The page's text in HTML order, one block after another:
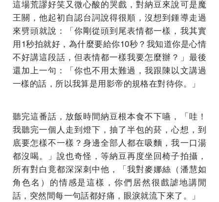
這場荒謬好笑又微心酸的哭戲，對納豆來說可是魔
王關，他起初自認台詞說得很順，沒想到鍾導走過
來劈頭就說：「你剛從頭到尾表情都一樣，我其實
用1秒拍就好，為什麼要給你10秒？我知道你是心情
不好講這段話，但表情都一樣我要怎麼辦？」最後
還加上一句：「你也不用太難過，我跟陳以文講過
一樣的話，所以我算是用影帝的規格在對待你。」
聽完這番話，放飯時間納豆根本食不下嚥，「哇！
我聽完一個人走到燈下，抽了半包的菸，心想，到
底要怎樣不一樣？身邊全部人都在吸麵，我一口湯
都沒喝。」說也奇怪，等納豆再度坐回椅子拍攝，
所有對白竟都深深刺中他，「我對麥娜絲（潘慧如
角色名）的情感是這樣，你們居然很戲謔地講閒
話，突然間每一句話都好痛，眼淚就流下來了。」